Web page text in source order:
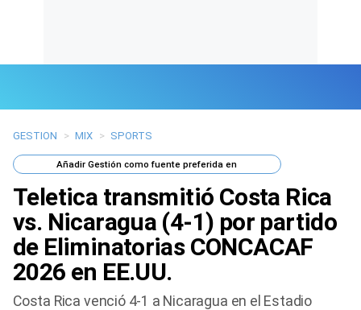
Últimas Noticias
Mi Bolsillo
Respuestas
Gente
GESTION > MIX > SPORTS
AñadirGestión como fuente preferida en
Teletica transmitió Costa Rica
vs. Nicaragua (4-1) por partido
de Eliminatorias CONCACAF
2026 en EE.UU.
Costa Rica venció 4-1 a Nicaragua en el Estadio